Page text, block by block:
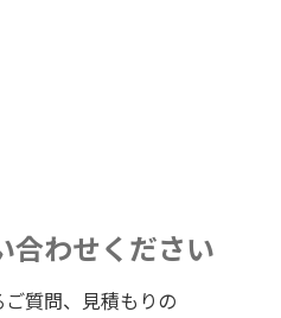
合わせください
質問、見積もりの